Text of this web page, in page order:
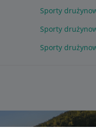
Sporty
Sporty
Sporty